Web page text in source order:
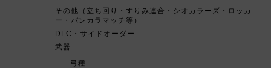
その他（立ち回り・すりみ連合・シオカラーズ・ロッカ
ー・バンカラマッチ等）
DLC・サイドオーダー
武器
弓種